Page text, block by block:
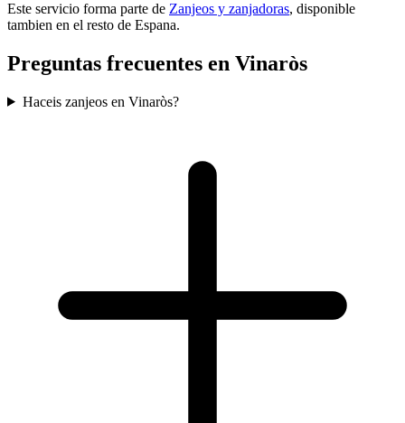
Este servicio forma parte de Zanjeos y zanjadoras, disponible
tambien en el resto de Espana.
Preguntas frecuentes en Vinaròs
Haceis zanjeos en Vinaròs?